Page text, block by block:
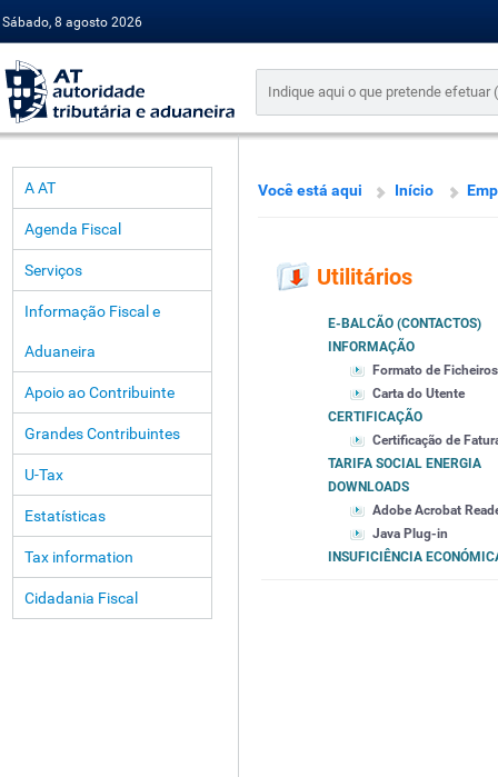
Sábado, 8 agosto 2026
A AT
Agenda Fiscal
Serviços
Informação Fiscal e
Aduaneira
Apoio ao Contribuinte
Grandes Contribuintes
U-Tax
Estatísticas
Tax information
Cidadania Fiscal
Você está aqui Início
Utilitários
E-BALCÃO (CONTACTOS)
INFORMAÇÃO
Formato de Ficheiros
Carta do Utente
CERTIFICAÇÃO
Certificação de
TARIFA SOCIAL ENERGIA
DOWNLOADS
Adobe Acrobat
Java Plug-in
INSUFICIÊNCIA